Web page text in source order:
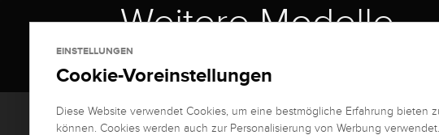
Weitere Modelle
EINSTELLUNGEN
Cookie-Voreinstellungen
Diese Website verwendet Cookies, um eine bestmögliche Erfahrung bieten
können. Cookies werden auch zur Personalisierung von Werbung verwendet.